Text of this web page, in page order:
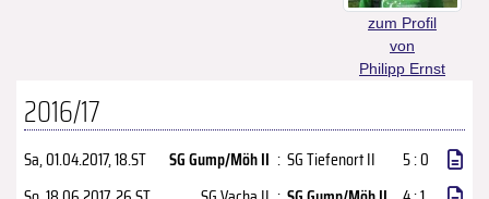
zum Profil
von
Philipp Ernst
2016/17
Sa, 01.04.2017, 18.ST SG Gump/Möh II : SG Tiefenort II
5 : 0